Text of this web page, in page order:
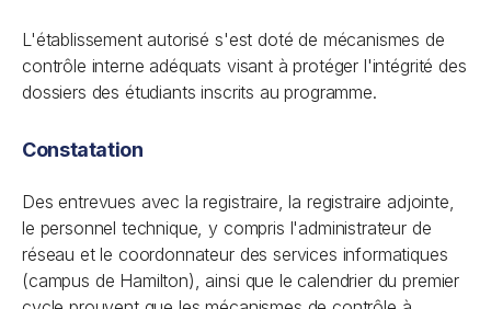
L'établissement autorisé s'est doté de mécanismes de
contrôle interne adéquats visant à protéger l'intégrité des
dossiers des étudiants inscrits au programme.
Constatation
Des entrevues avec la registraire, la registraire adjointe,
le personnel technique, y compris l'administrateur de
réseau et le coordonnateur des services informatiques
(campus de Hamilton), ainsi que le calendrier du premier